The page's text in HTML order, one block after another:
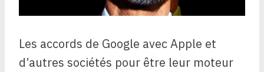
Les accords de Google avec Apple et
d’autres sociétés pour être leur moteur